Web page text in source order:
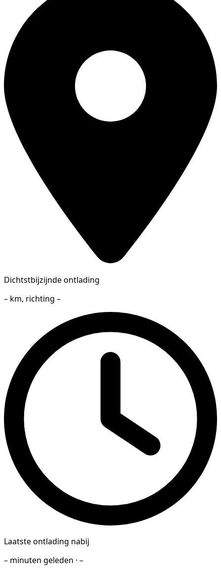
Dichtstbijzijnde ontlading
– km, richting –
Laatste ontlading nabij
– minuten geleden · –